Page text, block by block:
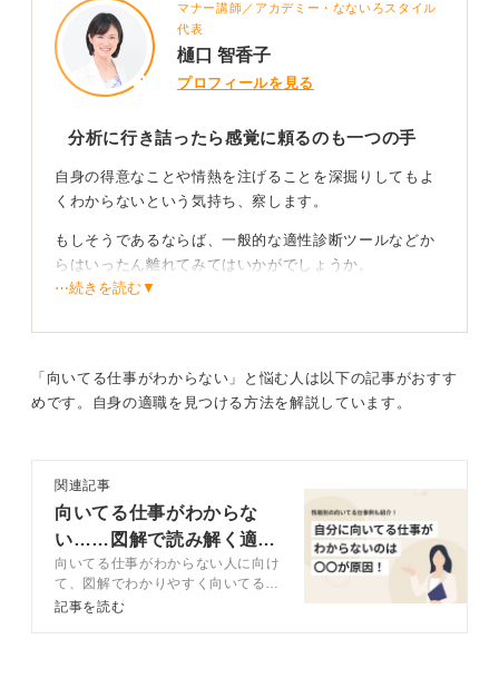
マナー講師／アカデミー・なないろスタイル
代表
樋口 智香子
プロフィールを見る
分析に行き詰ったら感覚に頼るのも一つの手
自身の得意なことや情熱を注げることを深掘りしてもよ
くわからないという気持ち、察します。
もしそうであるならば、一般的な適性診断ツールなどか
らはいったん離れてみてはいかがでしょうか。
自分では気づいていない適性を知るには、信頼できる他
者からフィードバックをもらうことや、今までやったこ
とのないことにチャレンジすることが有効です。
たとえば休日に、人が集まるイベントや何となく興味を
⋯続きを読む▼
「向いてる仕事がわからない」と悩む人は以下の記事がおすす
めです。自身の適職を見つける方法を解説しています。
関連記事
向いてる仕事がわからな
い……図解で読み解く適職
の見つけ方
向いてる仕事がわからない人に向け
て、図解でわかりやすく向いてる仕
事を見つける方法を解説。向いてる
記事を読む